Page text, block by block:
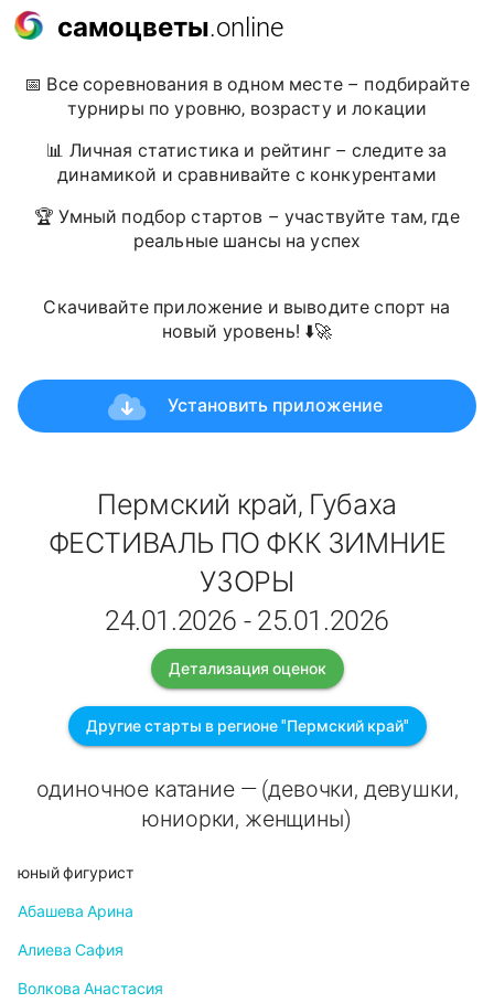
самоцветы.online
📅 Все соревнования в одном месте – подбирайте
турниры по уровню, возрасту и локации
📊 Личная статистика и рейтинг – следите за
динамикой и сравнивайте с конкурентами
🏆 Умный подбор стартов – участвуйте там, где
реальные шансы на успех
Скачивайте приложение и выводите спорт на
новый уровень! ⬇️🚀
Установить приложение
Пермский край, Губаха
ФЕСТИВАЛЬ ПО ФКК ЗИМНИЕ
УЗОРЫ
24.01.2026 - 25.01.2026
Детализация оценок
Другие старты в регионе "Пермский край"
одиночное катание — (девочки, девушки,
юниорки, женщины)
юный фигурист
Абашева Арина
Алиева Сафия
Волкова Анастасия